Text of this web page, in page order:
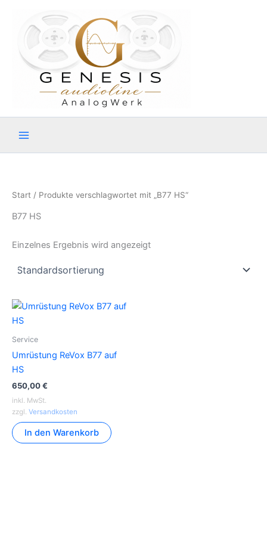
springen
Start / Produkte verschlagwortet mit „B77 HS“
B77 HS
Einzelnes Ergebnis wird angezeigt
Service
Umrüstung ReVox B77 auf
HS
650,00€
inkl. MwSt.
zzgl. Versandkosten
In den Warenkorb